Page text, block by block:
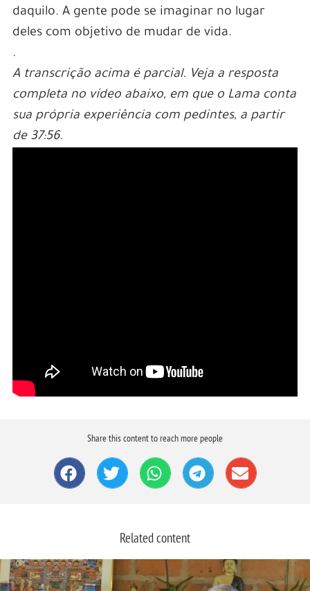
daquilo. A gente pode se imaginar no lugar
deles com objetivo de mudar de vida.
.
A transcrição acima é parcial. Veja a resposta
completa no vídeo abaixo, em que o Lama conta
sua própria experiência com pedintes, a partir
de 37:56.
Share this content to reach more people
Related content